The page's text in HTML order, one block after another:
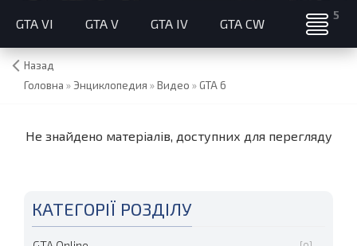
GTA VI GTA V GTA IV GTA CW
Назад
Головна » Энциклопедия »Видео » GTA 6
Не знайдено матеріалів, доступних для перегляду
КАТЕГОРІЇ РОЗДІЛУ